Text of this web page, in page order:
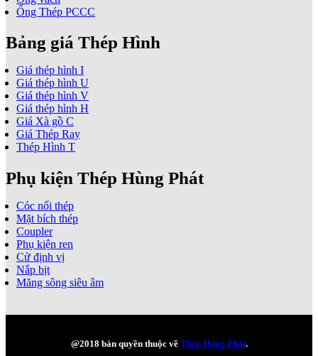
Ống Thép PCCC
Bảng giá Thép Hình
Giá thép hình I
Giá thép hình U
Giá thép hình V
Giá thép hình H
Giá Xà gồ C
Giá Thép Ray
Thép Hình T
Phụ kiện Thép Hùng Phát
Cóc nối thép
Mặt bích thép
Coupler
Phụ kiện ren
Cử định vị
Nắp bịt
Măng sông siêu âm
@2018 bản quyền thuộc về Thép Hùng Phát.